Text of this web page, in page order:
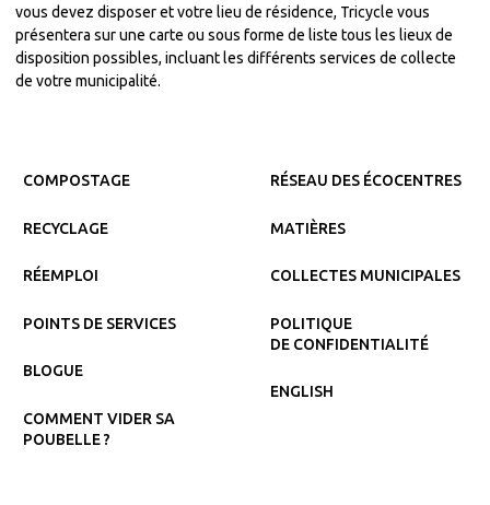
vous devez disposer et votre lieu de résidence, Tricycle vous
présentera sur une carte ou sous forme de liste tous les lieux de
disposition possibles, incluant les différents services de collecte
de votre municipalité.
COMPOSTAGE
RECYCLAGE
RÉEMPLOI
POINTS DE SERVICES
BLOGUE
COMMENT VIDER SA
POUBELLE ?
RÉSEAU DES ÉCOCENTRES
MATIÈRES
COLLECTES MUNICIPALES
POLITIQUE
DE CONFIDENTIALITÉ
ENGLISH